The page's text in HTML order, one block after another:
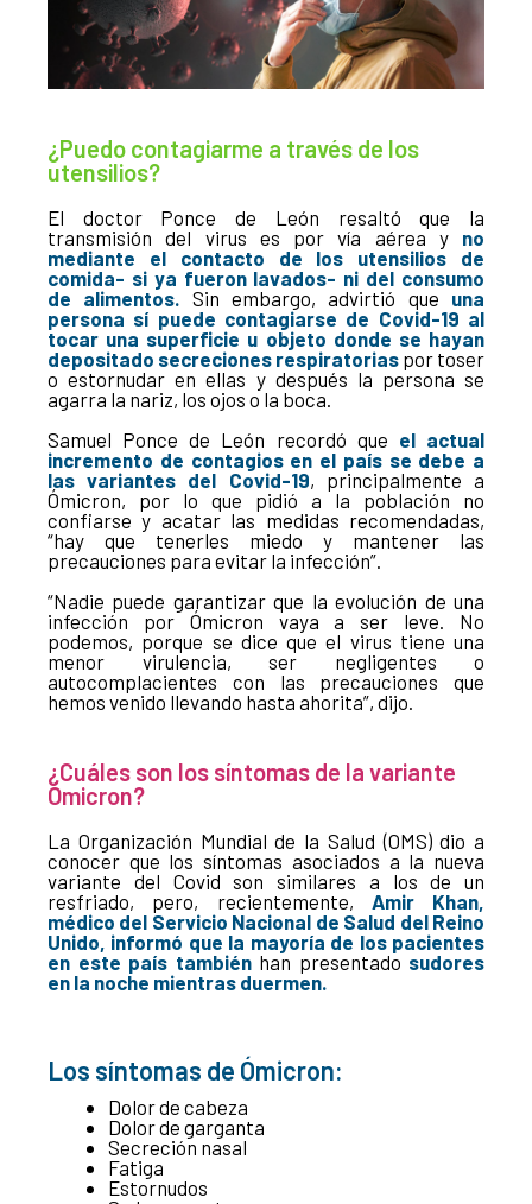
¿Puedo contagiarme a través de los
utensilios?
El doctor Ponce de León resaltó que la
transmisión del virus es por vía aérea y no
mediante el contacto de los utensilios de
comida- si ya fueron lavados- ni del consumo
de alimentos. Sin embargo, advirtió que una
persona sí puede contagiarse de Covid-19 al
tocar una superficie u objeto donde se hayan
depositado secreciones respiratorias por toser
o estornudar en ellas y después la persona se
agarra la nariz, los ojos o la boca.
Samuel Ponce de León recordó que el actual
incremento de contagios en el país se debe a
las variantes del Covid-19, principalmente a
Ómicron, por lo que pidió a la población no
confiarse y acatar las medidas recomendadas,
“hay que tenerles miedo y mantener las
precauciones para evitar la infección”.
“Nadie puede garantizar que la evolución de una
infección por Ómicron vaya a ser leve. No
podemos, porque se dice que el virus tiene una
menor virulencia, ser negligentes o
autocomplacientes con las precauciones que
hemos venido llevando hasta ahorita”, dijo.
¿Cuáles son los síntomas de la variante
Ómicron?
La Organización Mundial de la Salud (OMS) dio a
conocer que los síntomas asociados a la nueva
variante del Covid son similares a los de un
resfriado, pero, recientemente, Amir Khan,
médico del Servicio Nacional de Salud del Reino
Unido, informó que la mayoría de los pacientes
en este país también han presentado sudores
en la noche mientras duermen.
Los síntomas de Ómicron:
Dolor de cabeza
Dolor de garganta
Secreción nasal
Fatiga
Estornudos